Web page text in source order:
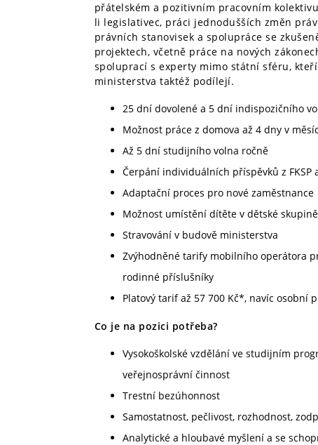
přátelském a pozitivním pracovním
li legislativec, práci jednodušších změn
právních stanovisek a spolupráce se
projektech, včetně práce na nových
spoluprací s experty mimo státní sféru,
ministerstva taktéž podílejí.
25 dní dovolené a 5 dní indispozičního
Možnost práce z domova až 4 dny v
Až 5 dní studijního volna ročně
Čerpání individuálních příspěvků z FKSP
Adaptační proces pro nové zaměstnance
Možnost umístění dítěte v dětské skupině
Stravování v budově ministerstva
Zvýhodněné tarify mobilního operátora
rodinné příslušníky
Platový tarif až 57 700 Kč*, navíc osobní
Co je na pozici potřeba?
Vysokoškolské vzdělání ve studijním
veřejnosprávní činnost
Trestní bezúhonnost
Samostatnost, pečlivost, rozhodnost,
Analytické a hloubavé myšlení a se